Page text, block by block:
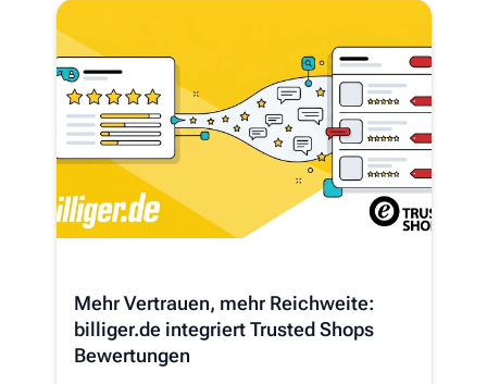
Mehr Vertrauen, mehr Reichweite:
billiger.de integriert Trusted Shops
Bewertungen